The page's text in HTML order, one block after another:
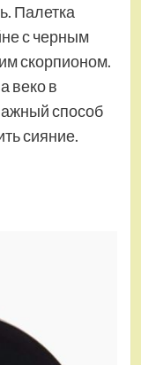
Палетка
с черным
скорпионом.
веко в
способ
сияние.